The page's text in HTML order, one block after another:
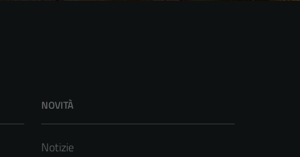
NOVITÀ
Notizie